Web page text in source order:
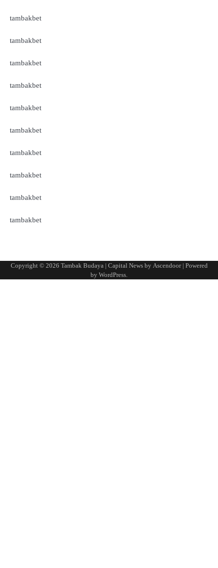
tambakbet
tambakbet
tambakbet
tambakbet
tambakbet
tambakbet
tambakbet
tambakbet
tambakbet
tambakbet
Copyright © 2026 Tambak Budaya | Capital News by Ascendoor| Powered
by WordPress